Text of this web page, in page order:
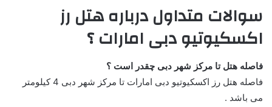
سوالات متداول درباره هتل رز
اکسکیوتیو دبی امارات ؟
فاصله هتل تا مرکز شهر دبی چقدر است ؟
فاصله هتل رز اکسکیوتیو دبی امارات تا مرکز شهر دبی 4 کیلومتر
می باشد .